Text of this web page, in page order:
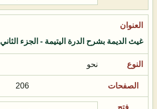
غيث الديمة بشرح الدرة اليتيمة - الجزء الثاني
نحو
206